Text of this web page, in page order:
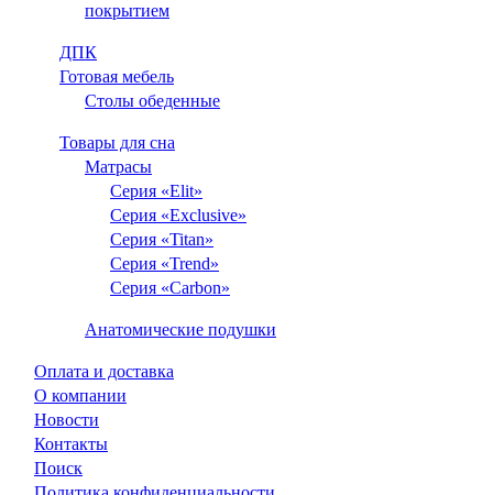
покрытием
ДПК
Готовая мебель
Столы обеденные
Товары для сна
Матрасы
Серия «Elit»
Серия «Exclusive»
Серия «Titan»
Серия «Trend»
Серия «Carbon»
Анатомические подушки
Оплата и доставка
О компании
Новости
Контакты
Поиск